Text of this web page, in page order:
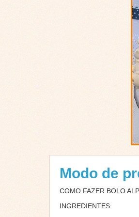
Modo de
COMO FAZER BOLO
INGREDIENTES: